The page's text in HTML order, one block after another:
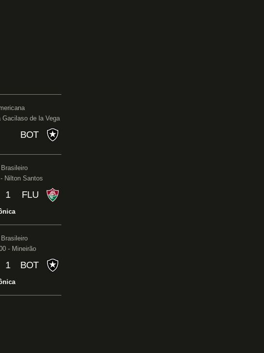
de la Vega
BOT
Nilton Santos
1 FLU
- Mineirão
1 BOT